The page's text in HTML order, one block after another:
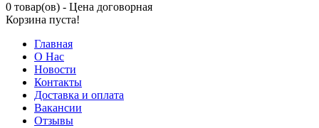
0 товар(ов) - Цена договорная
Корзина пуста!
Главная
О Нас
Новости
Контакты
Доставка и оплата
Вакансии
Отзывы